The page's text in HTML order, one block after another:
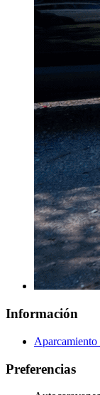
Información
Aparcamiento
Preferencias